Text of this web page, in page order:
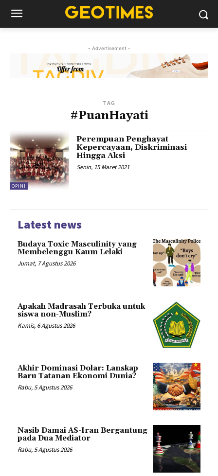
- Advertisement -
TAG
#PuanHayati
OPINI
Perempuan Penghayat
Kepercayaan, Diskriminasi
Hingga Aksi
Senin, 15 Maret 2021
Latest news
Budaya Toxic Masculinity yang
Membelenggu Kaum Lelaki
Jumat, 7 Agustus 2026
Apakah Madrasah Terbuka untuk
siswa non-Muslim?
Kamis, 6 Agustus 2026
Akhir Dominasi Dolar: Lanskap
Baru Tatanan Ekonomi Dunia?
Rabu, 5 Agustus 2026
Nasib Damai AS-Iran Bergantung
pada Dua Mediator
Rabu, 5 Agustus 2026